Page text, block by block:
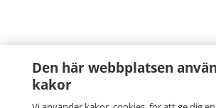
Den här webbplatsen
kakor